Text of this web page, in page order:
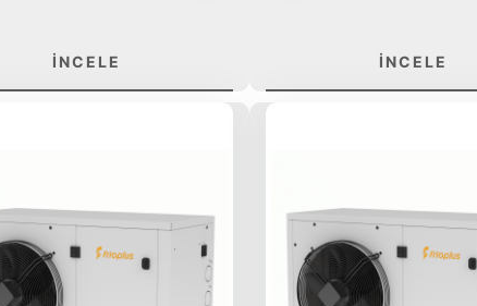
İNCELE İNCELE